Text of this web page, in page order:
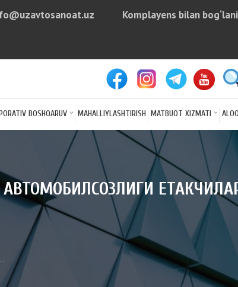
arrow
Komplayens bilan
BOSHQARUV MAHALLIYLASHTIRISH MATBUOT XIZMATI